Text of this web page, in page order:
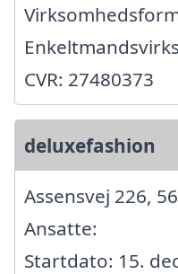
CVR: 27480373
deluxefashion
Assensvej 226,
Ansatte:
Startdato: 15.